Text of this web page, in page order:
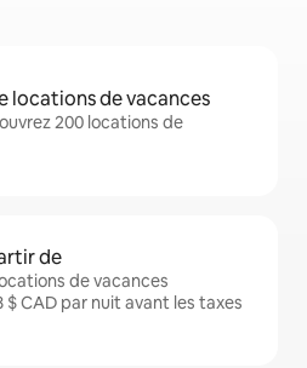
locations de vacances
200 locations de
de
de vacances
CAD par nuit avant les taxes